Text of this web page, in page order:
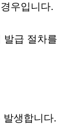
우입니다.
발급 절차를
발생합니다.